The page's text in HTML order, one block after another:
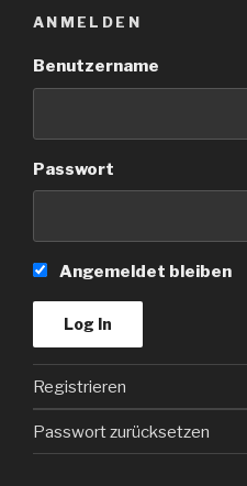
ANMELDEN
Benutzername
Passwort
Angemeldet bleiben
Registrieren
Passwort zurücksetzen